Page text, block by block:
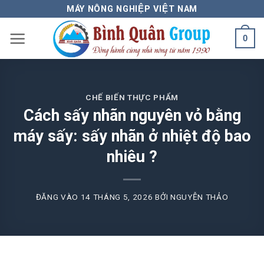
nội
dung
MÁY NÔNG NGHIỆP VIỆT NAM
0
CHẾ BIẾN THỰC PHẨM
Cách sấy nhãn nguyên vỏ bằng
máy sấy: sấy nhãn ở nhiệt độ bao
nhiêu ?
ĐĂNG VÀO 14 THÁNG 5, 2026 BỞI NGUYỄN THẢO